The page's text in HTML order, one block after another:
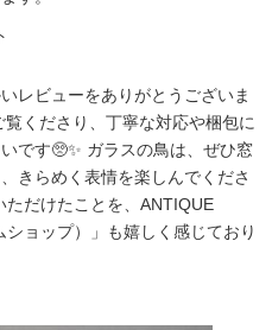
レビューをありがとうございま
くださり、丁寧な対応や梱包に
です🥺✨ ガラスの鳥は、ぜひ窓
きらめく表情を楽しんでくださ
だけたことを、ANTIQUE
ョップ）」も嬉しく感じており